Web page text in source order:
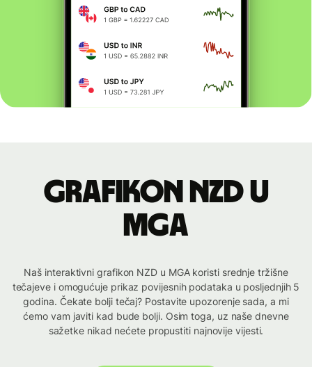
Grafikon NZD u
MGA
Naš interaktivni grafikon NZD u MGA koristi srednje tržišne
tečajeve i omogućuje prikaz povijesnih podataka u posljednjih 5
godina. Čekate bolji tečaj? Postavite upozorenje sada, a mi
ćemo vam javiti kad bude bolji. Osim toga, uz naše dnevne
sažetke nikad nećete propustiti najnovije vijesti.